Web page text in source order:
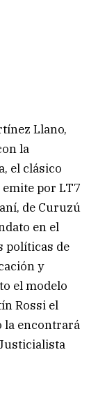
Llano,
la
el clásico
por LT7
de Curuzú
en el
políticas de
y
el modelo
Rossi el
la encontrará